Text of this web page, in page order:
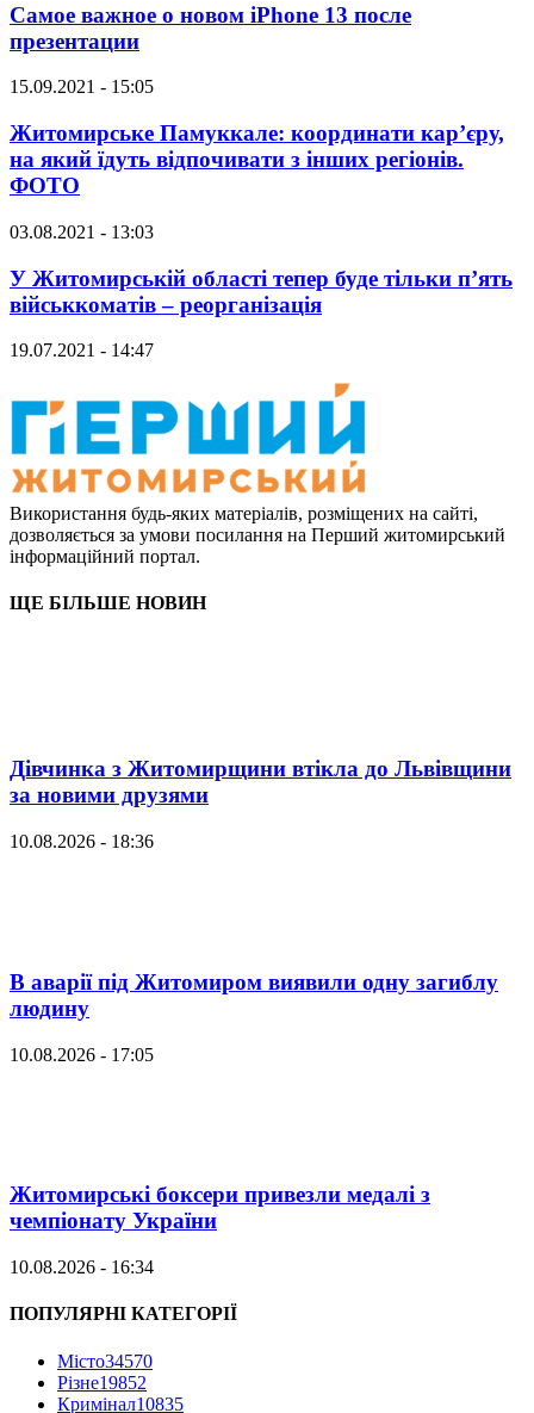
Самое важное о новом iPhone 13 после
презентации
15.09.2021 - 15:05
Житомирське Памуккале: координати кар’єру,
на який їдуть відпочивати з інших регіонів.
ФОТО
03.08.2021 - 13:03
У Житомирській області тепер буде тільки п’ять
військкоматів – реорганізація
19.07.2021 - 14:47
Використання будь-яких матеріалів, розміщених на сайті,
дозволяється за умови посилання на Перший житомирський
інформаційний портал.
ЩЕ БІЛЬШЕ НОВИН
Дівчинка з Житомирщини втікла до Львівщини
за новими друзями
10.08.2026 - 18:36
В аварії під Житомиром виявили одну загиблу
людину
10.08.2026 - 17:05
Житомирські боксери привезли медалі з
чемпіонату України
10.08.2026 - 16:34
ПОПУЛЯРНІ КАТЕГОРІЇ
Місто34570
Різне19852
Кримінал10835